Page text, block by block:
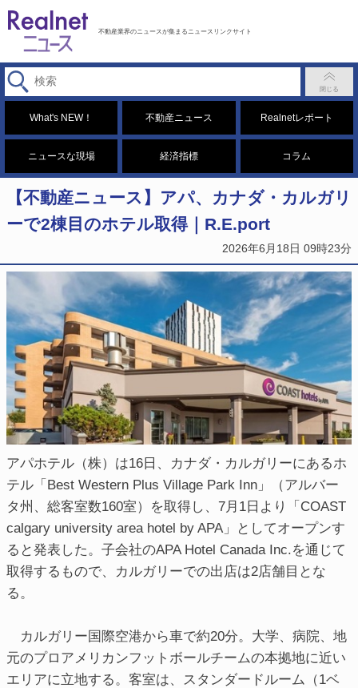
不動産業界のニュースが集まるニュースリンクサイト
What's NEW！ 不動産ニュース Realnetレポート
ニュースな現場 経済指標 コラム
【不動産ニュース】アパ、カナダ・カルガリ
ーで2棟目のホテル取得｜R.E.port
2026年6月18日 09時23分
アパホテル（株）は16日、カナダ・カルガリーにあるホ
テル「Best Western Plus Village Park Inn」（アルバー
タ州、総客室数160室）を取得し、7月1日より「COAST
calgary university area hotel by APA」としてオープンす
ると発表した。子会社のAPA Hotel Canada Inc.を通じて
取得するもので、カルガリーでの出店は2店舗目とな
る。
カルガリー国際空港から車で約20分。大学、病院、地
元のプロアメリカンフットボールチームの本拠地に近い
エリアに立地する。客室は、スタンダードルーム（1ベ